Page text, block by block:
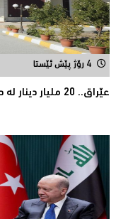
4 رۆژ پێش ئێستا
عێراق.. 20 ملیار دینار لە دۆسیەیەكی گەندەڵیدا گەڕێندرایەوە